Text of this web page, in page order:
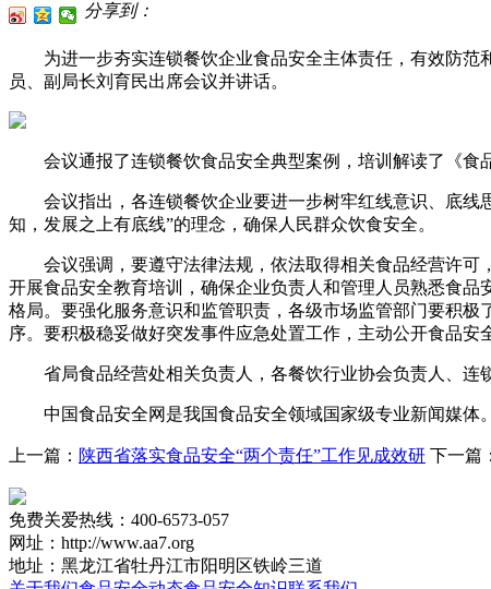
分享到：
为进一步夯实连锁餐饮企业食品安全主体责任，有效防范
员、副局长刘育民出席会议并讲话。
会议通报了连锁餐饮食品安全典型案例，培训解读了《食
会议指出，各连锁餐饮企业要进一步树牢红线意识、底线
知，发展之上有底线”的理念，确保人民群众饮食安全。
会议强调，要遵守法律法规，依法取得相关食品经营许可
开展食品安全教育培训，确保企业负责人和管理人员熟悉食
格局。要强化服务意识和监管职责，各级市场监管部门要积
序。要积极稳妥做好突发事件应急处置工作，主动公开食品安
省局食品经营处相关负责人，各餐饮行业协会负责人、连
中国食品安全网是我国食品安全领域国家级专业新闻媒体
上一篇： 陕西省落实食品安全“两个责任”工作见成效研 下一篇：
免费关爱热线：400-6573-057
网址：http://www.aa7.org
地址：黑龙江省牡丹江市阳明区铁岭三道